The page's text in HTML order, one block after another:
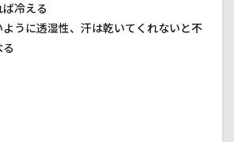
冷える
うに透湿性、汗は乾いてくれないと不